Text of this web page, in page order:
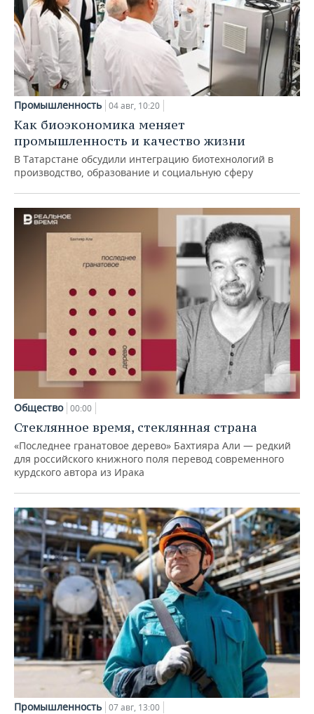
Промышленность 04 авг, 10:20
Как биоэкономика меняет
промышленность и качество жизни
В Татарстане обсудили интеграцию биотехнологий в
производство, образование и социальную сферу
Общество 00:00
Стеклянное время, стеклянная страна
«Последнее гранатовое дерево» Бахтияра Али — редкий
для российского книжного поля перевод современного
курдского автора из Ирака
Промышленность 07 авг, 13:00